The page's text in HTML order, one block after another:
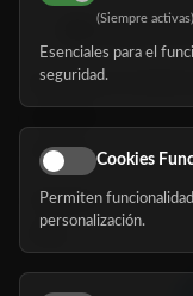
Buscador de
Eventos
Nosotros
(Siempre activas)
Esenciales para el
seguridad.
Cookies
Permiten
personalización.